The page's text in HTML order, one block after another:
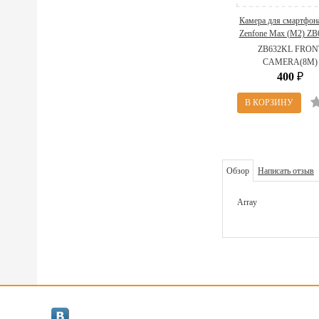
Камера для
Zenfone Max (M2)
04080-00240100 (
FRONT
ZB632KL
CAMERA(8M)
400 ₽
Обзор Написать отзыв
Array